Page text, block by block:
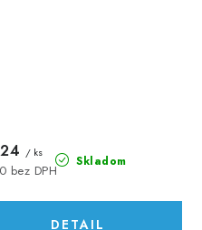
Skladom
bez DPH
/ ks
DETAIL